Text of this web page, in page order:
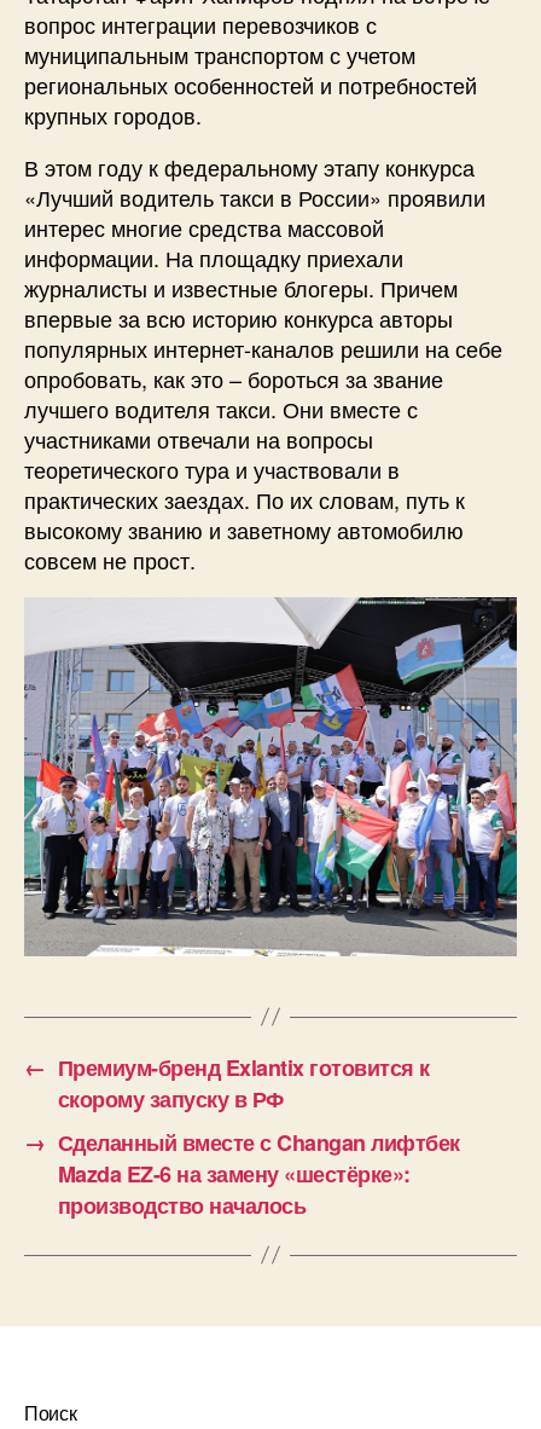
вопрос интеграции перевозчиков с
муниципальным транспортом с учетом
региональных особенностей и потребностей
крупных городов.
В этом году к федеральному этапу конкурса
«Лучший водитель такси в России» проявили
интерес многие средства массовой
информации. На площадку приехали
журналисты и известные блогеры. Причем
впервые за всю историю конкурса авторы
популярных интернет-каналов решили на себе
опробовать, как это – бороться за звание
лучшего водителя такси. Они вместе с
участниками отвечали на вопросы
теоретического тура и участвовали в
практических заездах. По их словам, путь к
высокому званию и заветному автомобилю
совсем не прост.
← Премиум-бренд Exlantix готовится к
скорому запуску в РФ
→ Сделанный вместе с Changan лифтбек
Mazda EZ-6 на замену «шестёрке»:
производство началось
Поиск